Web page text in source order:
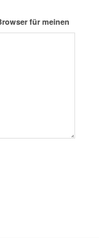
für meinen